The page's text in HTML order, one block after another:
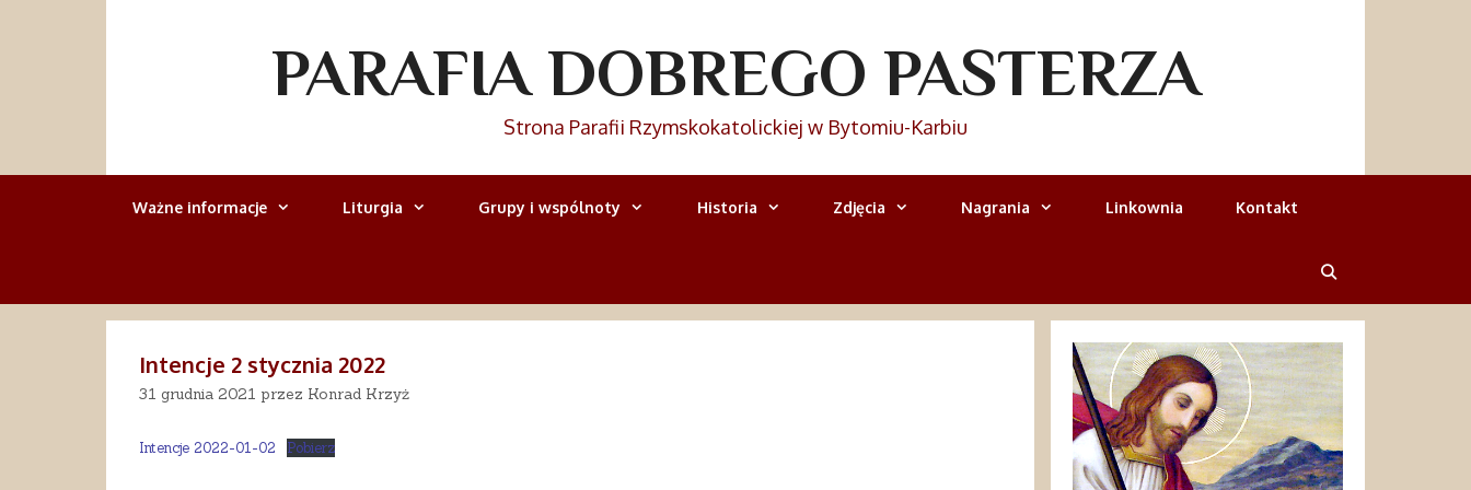
PARAFIA DOBREGO PASTERZA
Strona Parafii Rzymskokatolickiej w Bytomiu-Karbiu
Ważne informacje Liturgia Grupy i wspólnoty Historia Zdjęcia Nagrania Linkownia Kontakt
Intencje 2 stycznia 2022
31 grudnia 2021 przez Konrad Krzyż
Intencje 2022-01-02 Pobierz